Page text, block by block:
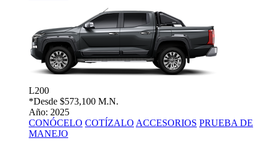
L200
*Desde $573,100 M.N.
Año: 2025
CONÓCELO COTÍZALO ACCESORIOS PRUEBA DE
MANEJO